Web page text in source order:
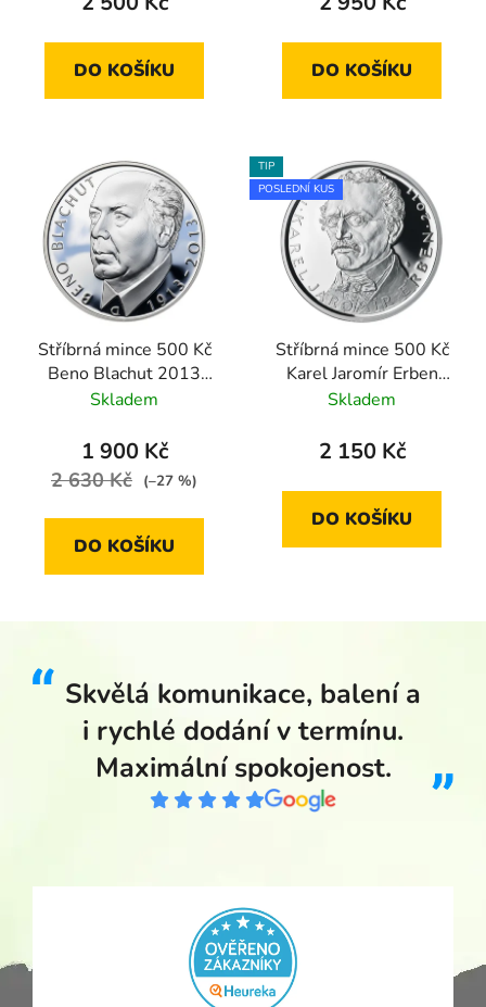
DO KOŠÍKU DO KOŠÍKU
Stříbrná mince 500 Kč
Beno Blachut 2013
proof
Skladem
1 900 Kč
2 630 Kč (–27 %)
DO KOŠÍKU
TIP
POSLEDNÍ KUS
Stříbrná mince 500 Kč
Karel Jaromír Erben
2011 proof
Skladem
2 150 Kč
DO KOŠÍKU
Skvělá komunikace, balení a
i rychlé dodání v termínu.
Maximální spokojenost.